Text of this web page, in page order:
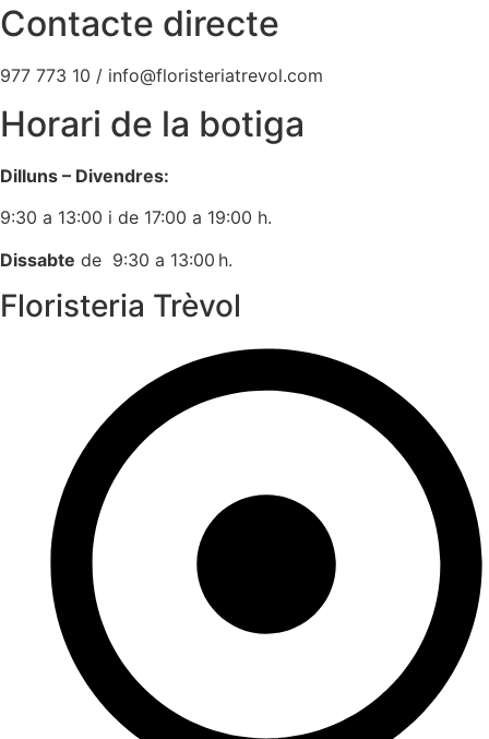
Contacte directe
977 773 10 / info@floristeriatrevol.com
Horari de la botiga
Dilluns – Divendres:
9:30 a 13:00 i de 17:00 a 19:00 h.
Dissabte de 9:30 a 13:00 h.
Floristeria Trèvol